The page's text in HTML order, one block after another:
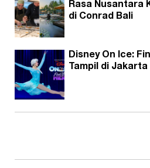
Rasa Nusantara
di Conrad Bali
Disney On Ice:
Tampil di